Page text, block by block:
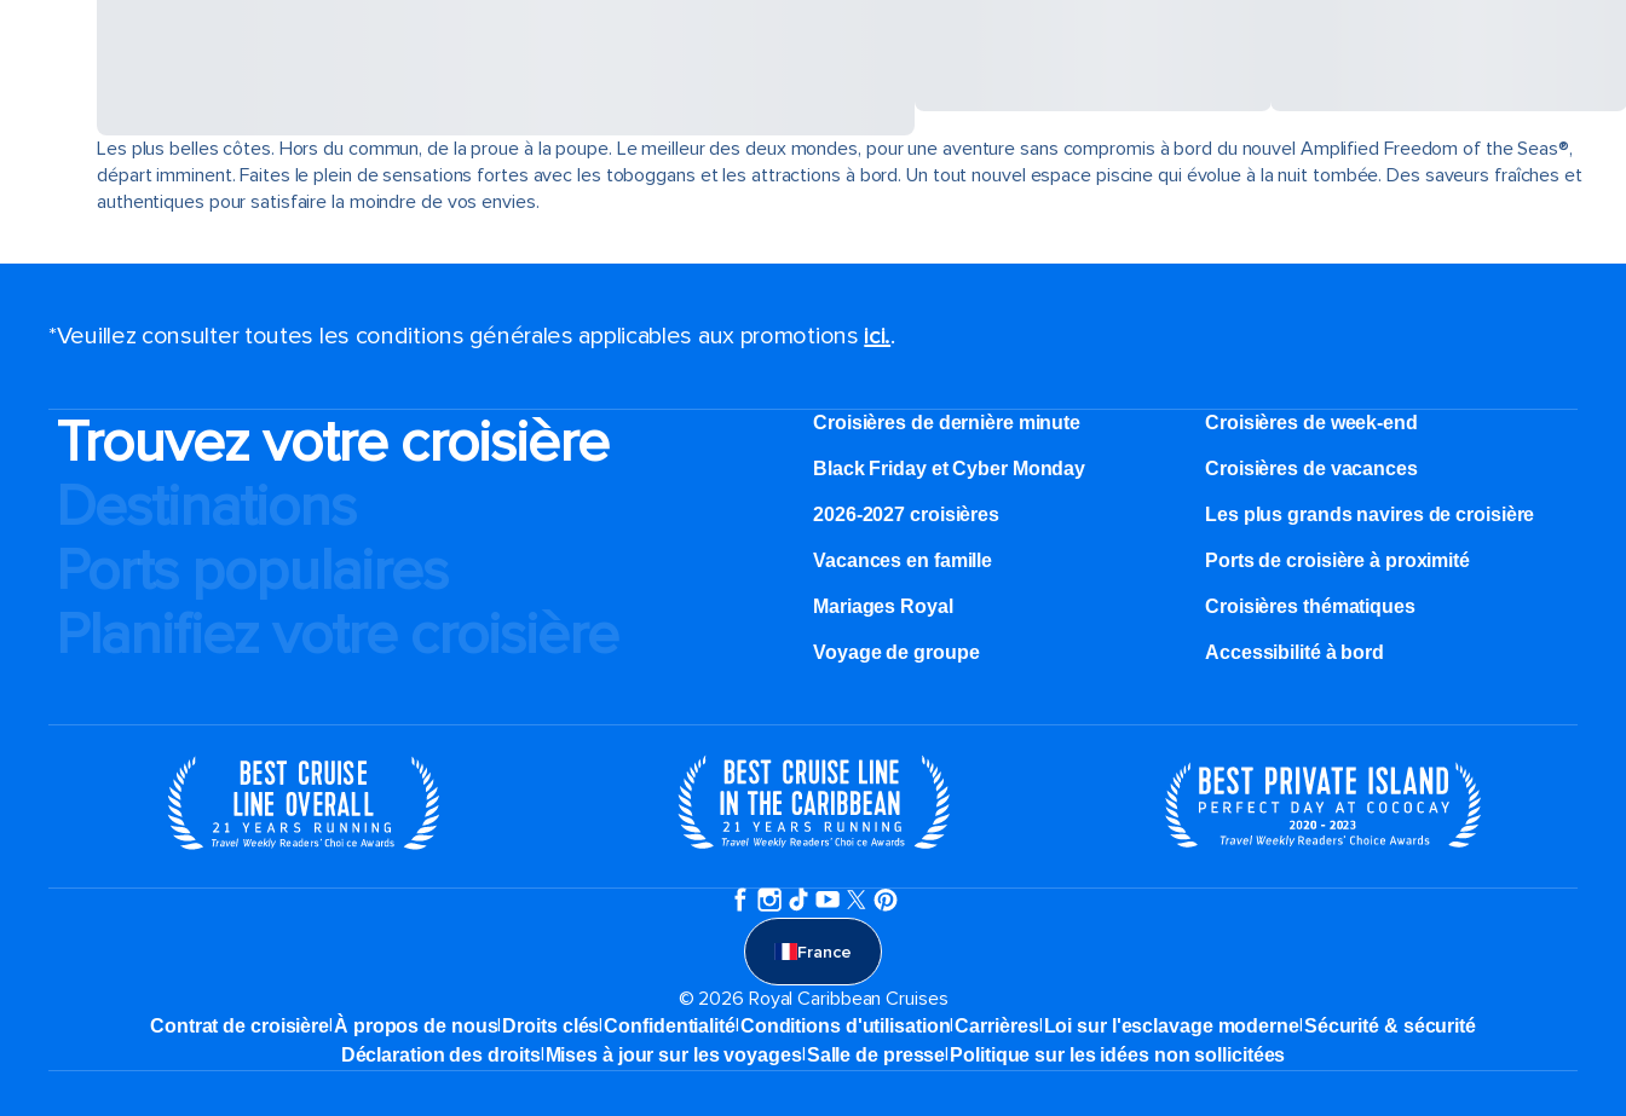
Les plus belles côtes. Hors du commun, de la proue à la poupe. Le meilleur des deux mondes, pour une aventure sans compromis à bord du nouvel Amplified Freedom of the Seas®,
départ imminent. Faites le plein de sensations fortes avec les toboggans et les attractions à bord. Un tout nouvel espace piscine qui évolue à la nuit tombée. Des saveurs fraîches et
authentiques pour satisfaire la moindre de vos envies.
*Veuillez consulter toutes les conditions générales applicables aux promotions ici..
Trouvez votre croisière
Destinations
Ports populaires
Planifiez votre croisière
Croisières de dernière minute Croisières de week-end
Black Friday et Cyber Monday Croisières de vacances
2026-2027 croisières Les plus grands navires de croisière
Vacances en famille Ports de croisière à proximité
Mariages Royal Croisières thématiques
Voyage de groupe​ Accessibilité à bord​
France
© 2026 Royal Caribbean Cruises
Contrat de croisière|À propos de nous| Droits clés|Confidentialité|Conditions d'utilisation|Carrières| Loi sur l'esclavage moderne|Sécurité & sécurité
Déclaration des droits| Mises à jour sur les voyages|Salle de presse| Politique sur les idées non sollicitées